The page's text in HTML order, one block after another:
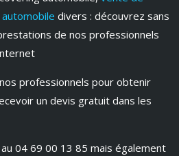
divers : découvrez sans
de nos professionnels
professionnels pour obtenir
un devis gratuit dans les
04 69 00 13 85 mais également